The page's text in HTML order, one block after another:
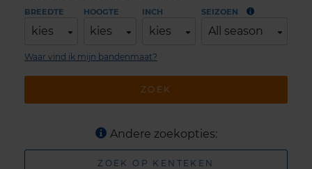
BREEDTE
kies
HOOGTE
kies
INCH
kies
SEIZOEN
All season
ZOEK
Waar vind ik mijn bandenmaat?
Andere zoekopties:
ZOEK OP KENTEKEN